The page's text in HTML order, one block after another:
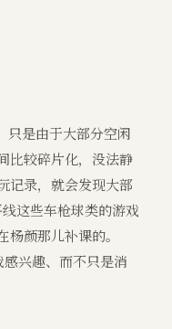
只是由于大部分空闲
比较碎片化，没法静
记录，就会发现大部
这些车枪球类的游戏
颜那儿补课的。
兴趣、而不只是消